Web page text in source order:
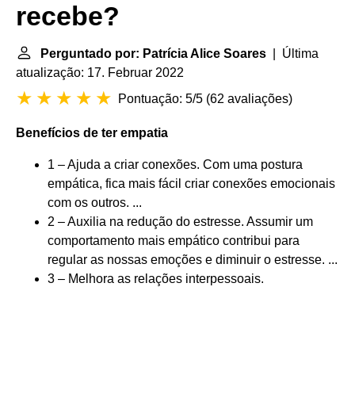
recebe?
Perguntado por: Patrícia Alice Soares | Última
atualização: 17. Februar 2022
Pontuação: 5/5 (62 avaliações)
Benefícios de ter empatia
1 – Ajuda a criar conexões. Com uma postura
empática, fica mais fácil criar conexões emocionais
com os outros. ...
2 – Auxilia na redução do estresse. Assumir um
comportamento mais empático contribui para
regular as nossas emoções e diminuir o estresse. ...
3 – Melhora as relações interpessoais.